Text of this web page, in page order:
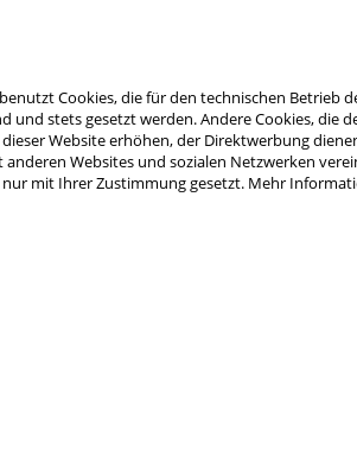
Cookies, die für den technischen Betrieb
und stets gesetzt werden. Andere Cookies, die
Website erhöhen, der Direktwerbung
Websites und sozialen Netzwerken
mit Ihrer Zustimmung gesetzt. Mehr